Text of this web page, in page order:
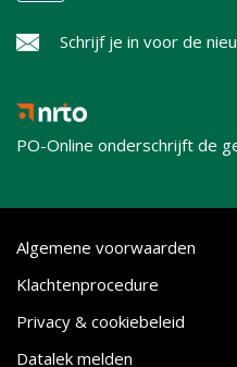
Schrijf je in voor de
PO-Online onderschrijft de
Algemene voorwaarden
Klachtenprocedure
Privacy & cookiebeleid
Datalek melden